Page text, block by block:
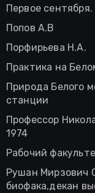
Первое сентября.
Попов А.В
Порфирьева Н.А.
Практика на
Природа Белого
станции
Профессор
1974
Рабочий
Рушан Мирзович
биофака,декан